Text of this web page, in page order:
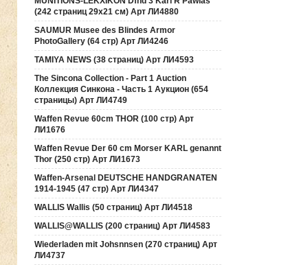
(242 страниц 29х21 см) Арт ЛИ4880
SAUMUR Musee des Blindes Armor
PhotoGallery (64 стр) Арт ЛИ4246
TAMIYA NEWS (38 страниц) Арт ЛИ4593
The Sincona Collection - Part 1 Auction
Коллекция Синкона - Часть 1 Аукцион (654
страницы) Арт ЛИ4749
Waffen Revue 60cm THOR (100 стр) Арт
ЛИ1676
Waffen Revue Der 60 cm Morser KARL genannt
Thor (250 стр) Арт ЛИ1673
Waffen-Arsenal DEUTSCHE HANDGRANATEN
1914-1945 (47 стр) Арт ЛИ4347
WALLIS Wallis (50 страниц) Арт ЛИ4518
WALLIS@WALLIS (200 страниц) Арт ЛИ4583
Wiederladen mit Johsnnsen (270 страниц) Арт
ЛИ4737